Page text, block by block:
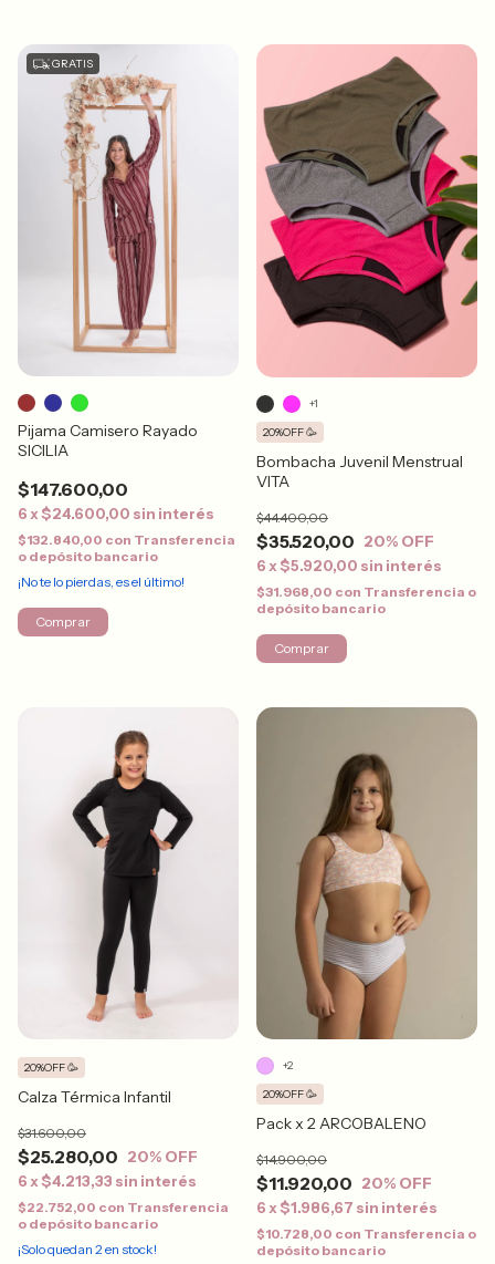
GRATIS
Pijama Camisero Rayado
SICILIA
$147.600,00
6x$24.600,00 sin interés
$132.840,00 con Transferencia
o depósito bancario
¡No te lo pierdas, es el último!
Comprar
Bombacha Juvenil Menstrual
VITA
$35.520,00
$44.400,00
20% OFF
6 x$5.920,00 sin interés
20%OFF 🥳
$31.968,00 con Transferencia o
depósito bancario
+1
Comprar
Calza Térmica Infantil
$25.280,00
$31.600,00
20% OFF
6 x$4.213,33 sin interés
20%OFF 🥳
$22.752,00 con Transferencia
o depósito bancario
¡Solo quedan 2en stock!
Pack x 2 ARCOBALENO
$11.920,00
$14.900,00
20% OFF
6 x$1.986,67 sin interés
20%OFF 🥳
$10.728,00 con Transferencia o
depósito bancario
+2